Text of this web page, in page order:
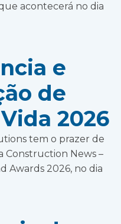
acontecerá no dia
e
de
2026
tem o prazer de
Construction News –
Awards 2026, no dia